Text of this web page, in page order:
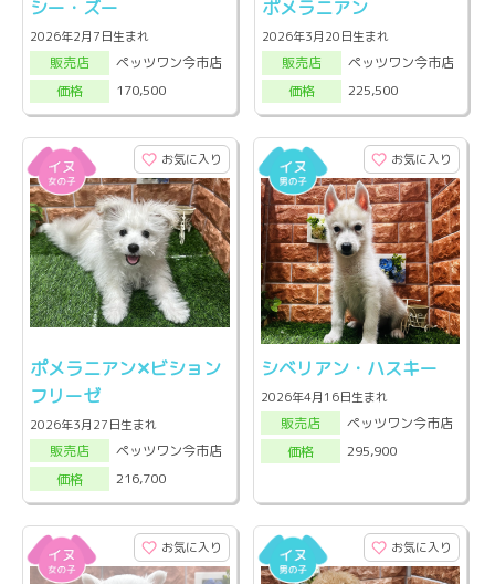
シー・ズー
2026年2月7日生まれ
販売店
ペッツワン今市店
価格
170,500
ポメラニアン
2026年3月20日生まれ
販売店
ペッツワン今市店
価格
225,500
お気に入り
ポメラニアン✕ビション
フリーゼ
2026年3月27日生まれ
販売店
ペッツワン今市店
価格
216,700
お気に入り
シベリアン・ハスキー
2026年4月16日生まれ
販売店
ペッツワン今市店
価格
295,900
お気に入り お気に入り